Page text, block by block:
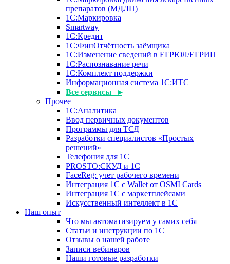
препаратов (МДЛП)
1С:Маркировка
Smartway
1С:Кредит
1С:ФинОтчётность заёмщика
1С:Изменение сведений в ЕГРЮЛ/ЕГРИП
1С:Распознавание речи
1С:Комплект поддержки
Информационная система 1С:ИТС
Все сервисы ▸
Прочее
1С:Аналитика
Ввод первичных документов
Программы для ТСД
Разработки специалистов «Простых
решений»
Телефония для 1С
PROSTO:СКУД и 1С
FaceReg: учет рабочего времени
Интеграция 1С с Wallet от OSMI Cards
Интеграция 1С с маркетплейсами
Искусственный интеллект в 1С
Наш опыт
Что мы автоматизируем у самих себя
Статьи и инструкции по 1С
Отзывы о нашей работе
Записи вебинаров
Наши готовые разработки